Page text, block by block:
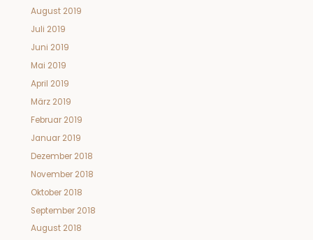
August 2019
Juli 2019
Juni 2019
Mai 2019
April 2019
März 2019
Februar 2019
Januar 2019
Dezember 2018
November 2018
Oktober 2018
September 2018
August 2018